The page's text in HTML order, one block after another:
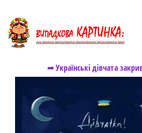
➦ Українські дівчата